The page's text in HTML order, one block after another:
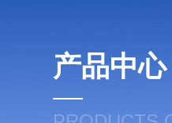
产品中心